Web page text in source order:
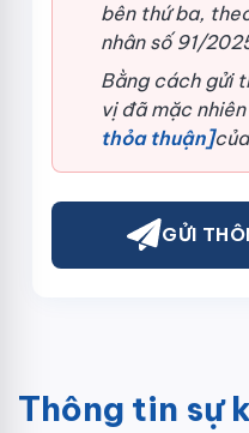
bên thứ ba,
nhân số 91/
Bằng cách gửi
vị đã mặc
thỏa thuận]
GỬI
Thông tin sự